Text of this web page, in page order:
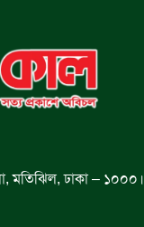
ঢাকা – ১০০০।